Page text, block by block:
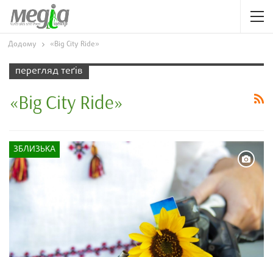
Додому «Big City Ride»
перегляд теґів
«Big City Ride»
ЗБЛИЗЬКА